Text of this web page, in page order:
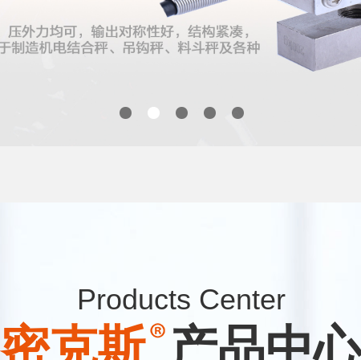
Products Center
密克斯 产品中心